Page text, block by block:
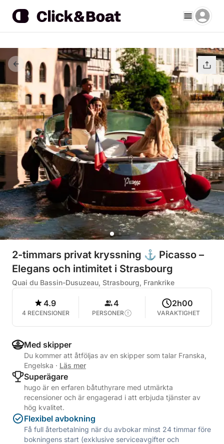
2-timmars privat kryssning ⚓ Picasso –
Elegans och intimitet i Strasbourg
Quai du Bassin-Dusuzeau, Strasbourg, Frankrike
4.9
4 RECENSIONER
4
PERSONER
2h00
VARAKTIGHET
Med skipper
Du kommer att åtföljas av en skipper som talar Franska,
Engelska · Läs mer
Superägare
hugo är en erfaren båtuthyrare med utmärkta
recensioner och är engagerad i att erbjuda tjänster av
hög kvalitet.
Flexibel avbokning
Få full återbetalning när du avbokar minst 24 timmar före
bokningens start (exklusive serviceavgifter och